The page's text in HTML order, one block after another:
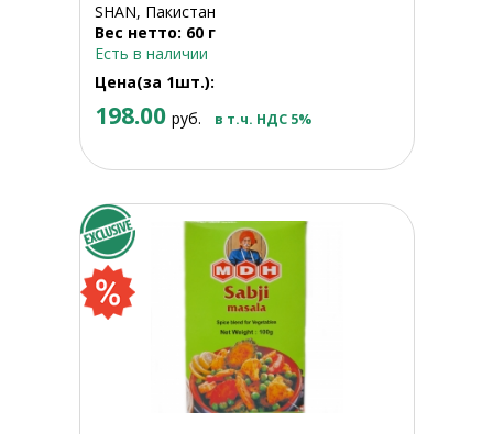
SHAN, Пакистан
Вес нетто: 60 г
Есть в наличии
Цена(за 1шт.):
198.00 руб. в т.ч. НДС 5%